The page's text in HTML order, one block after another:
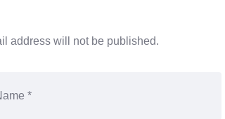
address will not be published.